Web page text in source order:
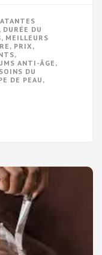
, DURÉE DU
, MEILLEURS
, PRIX ,
,
ANTI-ÂGE ,
SOINS DU
DE PEAU ,